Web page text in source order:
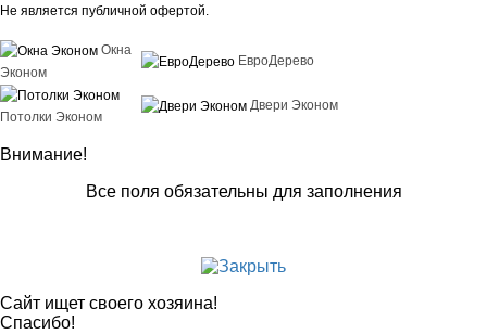
Не является публичной офертой.
Окна
Эконом
ЕвроДерево
Потолки Эконом
Двери Эконом
Внимание!
Все поля обязательны для заполнения
Сайт ищет своего хозяина!
Спасибо!